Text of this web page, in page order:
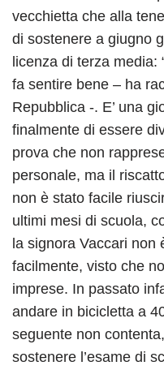
vecchietta che alla
di sostenere a giugno
licenza di terza media:
fa sentire bene – ha
Repubblica -. E’ una
finalmente di essere
prova che non
personale, ma il
non è stato facile
ultimi mesi di scuola,
la signora Vaccari non
facilmente, visto che
imprese. In passato
andare in bicicletta a
seguente non
sostenere l’esame di